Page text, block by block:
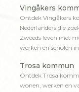
Vingåkers
Ontdek Vingåkers
Nederlanders die
Zweeds leven met
werken en scholen
Trosa kommun
Ontdek Trosa
wonen, werken en